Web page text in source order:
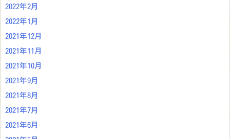
2022年2月
2022年1月
2021年12月
2021年11月
2021年10月
2021年9月
2021年8月
2021年7月
2021年6月